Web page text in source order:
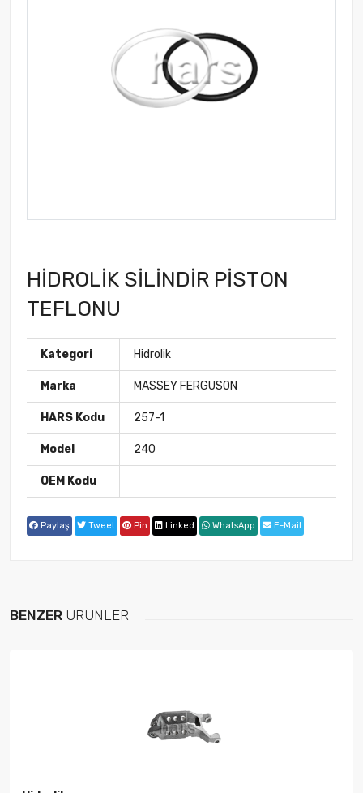
HİDROLİK SİLİNDİR PİSTON
TEFLONU
Kategori Hidrolik
Marka MASSEY FERGUSON
HARS Kodu 257-1
Model 240
OEM Kodu
Paylaş Tweet Pin Linked WhatsApp E-Mail
BENZER ÜRÜNLER